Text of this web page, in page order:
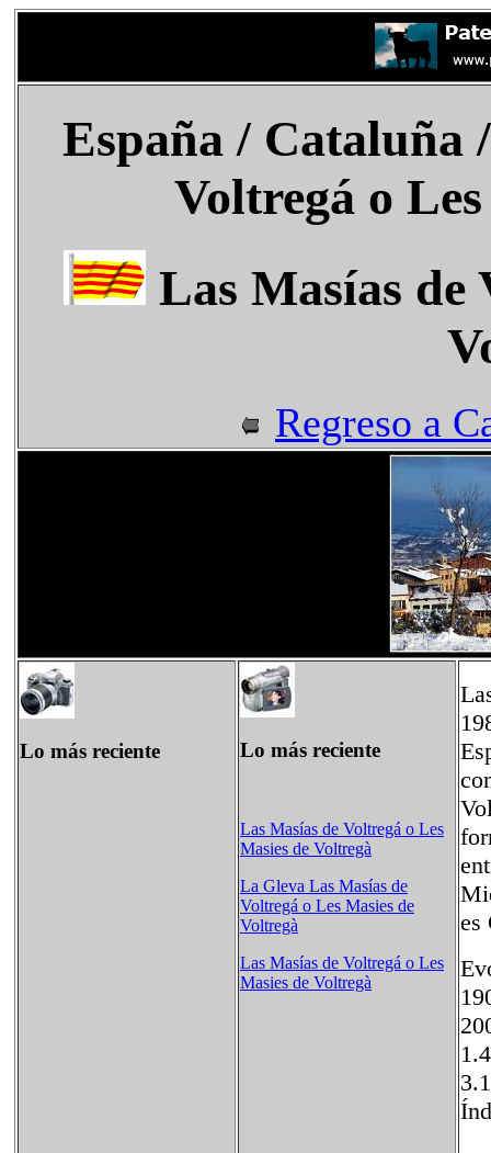
España/ Cataluña
Voltregá o
Las Masías de
Regreso a
Lo más reciente Lo más reciente
Las Masías de Voltregá o Les
Masies de Voltregà
La Gleva Las Masías de
Voltregá o Les Masies de
Voltregà
Las Masías de Voltregá o Les
Masies de Voltregà
es